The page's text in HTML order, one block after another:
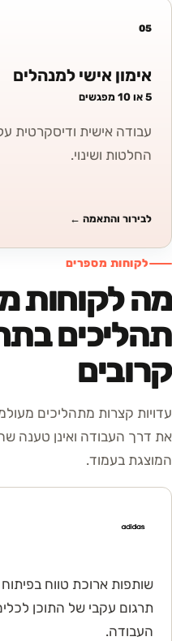
05
אימון אישי למנהלים
5 או 10 מפגשים
עבודה אישית ודיסקרטית
החלטות ושינוי.
לבירור והתאמה ←
לקוחות מספרים
מה לקוחות
תהליכים
קרובים
עדויות קצרות מתהליכים
את דרך העבודה ואינן טענה
המוצגת בעמוד.
שותפות ארוכת טווח
תרגום עקבי של התוכן
העבודה.